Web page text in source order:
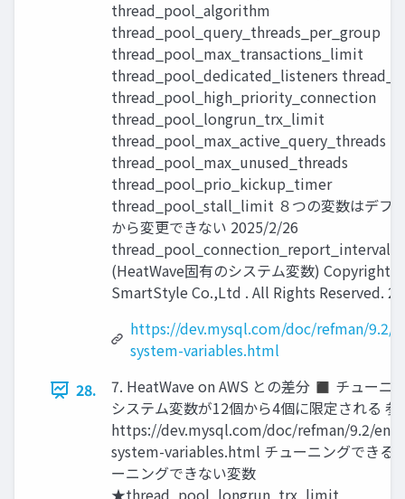
thread_pool_algorithm
thread_pool_query_threads_per_group
thread_pool_max_transactions_limit
thread_pool_dedicated_listeners
thread_pool_high_priority_connection
thread_pool_longrun_trx_limit
thread_pool_max_active_query_threads
thread_pool_max_unused_threads
thread_pool_prio_kickup_timer
thread_pool_stall_limit ８つの変数はデフ
から変更できない 2025/2/26
thread_pool_connection_report_interval
(HeatWave固有のシステム変数) Copyright
SmartStyle Co.,Ltd . All Rights Reserved. 27
https://dev.mysql.com/doc/refman/9.2/
system-variables.html
28.
7. HeatWave on AWS との差分 ◼ チューニ
システム変数が12個から4個に限定される 参
https://dev.mysql.com/doc/refman/9.2/en/
system-variables.html チューニングできる
ーニングできない変数